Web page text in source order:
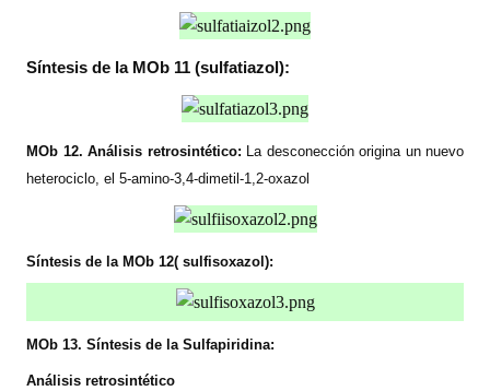
Síntesis de la MOb 11 (sulfatiazol):
MOb 12. Análisis retrosintético: La desconección origina un nuevo
heterociclo, el 5-amino-3,4-dimetil-1,2-oxazol
Síntesis de la MOb 12( sulfisoxazol):
MOb 13. Síntesis de la Sulfapiridina:
Análisis retrosintético